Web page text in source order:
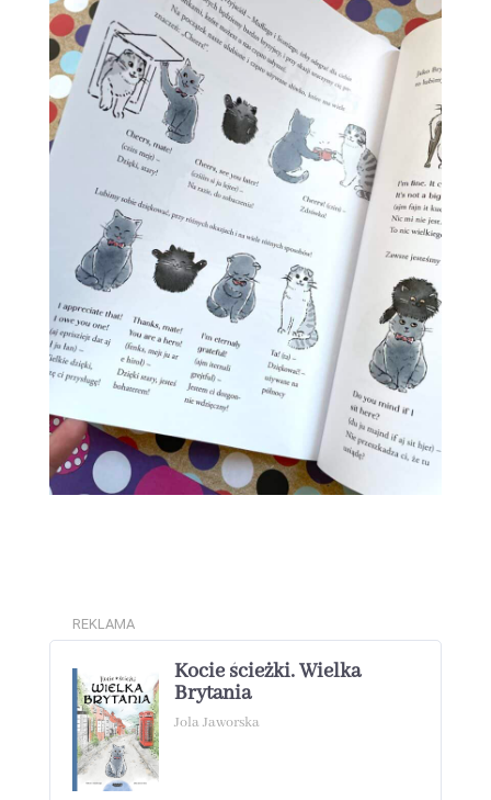
REKLAMA
Kocie ścieżki. Wielka
Brytania
Jola Jaworska